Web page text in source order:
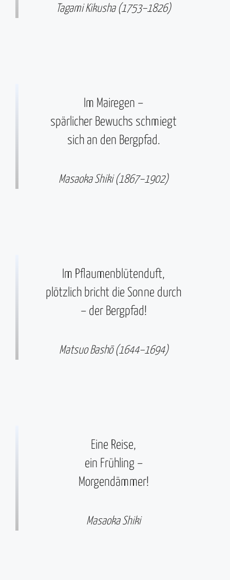
Tagami Kikusha (1753–1826)
Im Mairegen –
spärlicher Bewuchs schmiegt
sich an den Bergpfad.
Masaoka Shiki (1867–1902)
Im Pflaumenblütenduft,
plötzlich bricht die Sonne durch
– der Bergpfad!
Matsuo Bashō (1644–1694)
Eine Reise,
ein Frühling –
Morgendämmer!
Masaoka Shiki